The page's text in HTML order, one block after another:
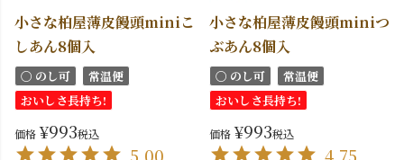
小さな柏屋薄皮饅頭miniこ
しあん8個入
〇 のし可
常温便
おいしさ長持ち!
価格 ¥993税込
5.00
小さな柏屋薄皮饅頭miniつ
ぶあん8個入
〇 のし可
常温便
おいしさ長持ち!
価格 ¥993税込
4.75